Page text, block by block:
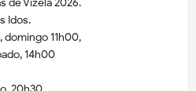
de Vizela 2026.
Idos.
domingo 11h00,
14h00